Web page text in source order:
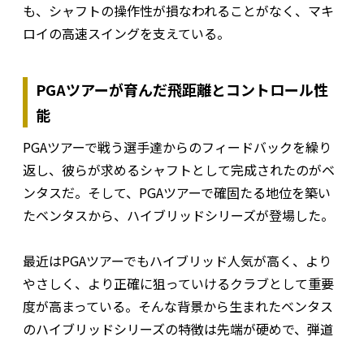
も、シャフトの操作性が損なわれることがなく、マキ
ロイの高速スイングを支えている。
PGAツアーが育んだ飛距離とコントロール性
能
PGAツアーで戦う選手達からのフィードバックを繰り
返し、彼らが求めるシャフトとして完成されたのがベ
ンタスだ。そして、PGAツアーで確固たる地位を築い
たベンタスから、ハイブリッドシリーズが登場した。
最近はPGAツアーでもハイブリッド人気が高く、より
やさしく、より正確に狙っていけるクラブとして重要
度が高まっている。そんな背景から生まれたベンタス
のハイブリッドシリーズの特徴は先端が硬めで、弾道